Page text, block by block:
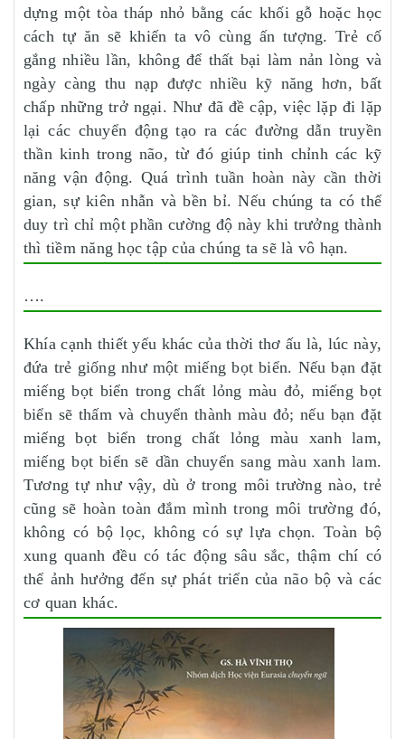
dựng một tòa tháp nhỏ bằng các khối gỗ hoặc học
cách tự ăn sẽ khiến ta vô cùng ấn tượng. Trẻ cố
gắng nhiều lần, không để thất bại làm nản lòng và
ngày càng thu nạp được nhiều kỹ năng hơn, bất
chấp những trở ngại. Như đã đề cập, việc lặp đi lặp
lại các chuyển động tạo ra các đường dẫn truyền
thần kinh trong não, từ đó giúp tinh chỉnh các kỹ
năng vận động. Quá trình tuần hoàn này cần thời
gian, sự kiên nhẫn và bền bỉ. Nếu chúng ta có thể
duy trì chỉ một phần cường độ này khi trưởng thành
thì tiềm năng học tập của chúng ta sẽ là vô hạn.
….
Khía cạnh thiết yếu khác của thời thơ ấu là, lúc này,
đứa trẻ giống như một miếng bọt biển. Nếu bạn đặt
miếng bọt biển trong chất lỏng màu đỏ, miếng bọt
biển sẽ thấm và chuyển thành màu đỏ; nếu bạn đặt
miếng bọt biển trong chất lỏng màu xanh lam,
miếng bọt biển sẽ dần chuyển sang màu xanh lam.
Tương tự như vậy, dù ở trong môi trường nào, trẻ
cũng sẽ hoàn toàn đắm mình trong môi trường đó,
không có bộ lọc, không có sự lựa chọn. Toàn bộ
xung quanh đều có tác động sâu sắc, thậm chí có
thể ảnh hưởng đến sự phát triển của não bộ và các
cơ quan khác.